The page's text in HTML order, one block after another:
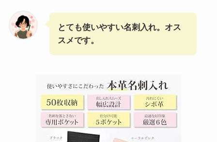
とても使いやすい名刺入れ。オス
スメです。